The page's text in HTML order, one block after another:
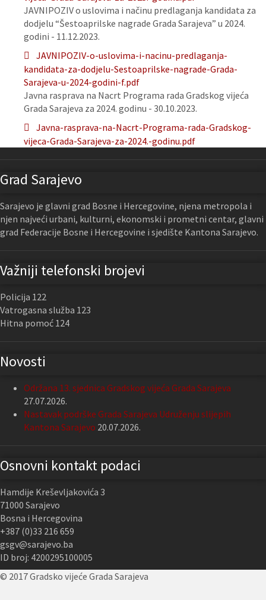
JAVNIPOZIV o uslovima i načinu predlaganja kandidata za
dodjelu “Šestoaprilske nagrade Grada Sarajeva” u 2024.
godini - 11.12.2023.
JAVNIPOZIV-o-uslovima-i-nacinu-predlaganja-
kandidata-za-dodjelu-Sestoaprilske-nagrade-Grada-
Sarajeva-u-2024-godini-f.pdf
Javna rasprava na Nacrt Programa rada Gradskog vijeća
Grada Sarajeva za 2024. godinu - 30.10.2023.
Javna-rasprava-na-Nacrt-Programa-rada-Gradskog-
vijeca-Grada-Sarajeva-za-2024.-godinu.pdf
Grad Sarajevo
Sarajevo je glavni grad Bosne i Hercegovine, njena metropola i
njen najveći urbani, kulturni, ekonomski i prometni centar, glavni
grad Federacije Bosne i Hercegovine i sjedište Kantona Sarajevo.
Važniji telefonski brojevi
Policija 122
Vatrogasna služba 123
Hitna pomoć 124
Novosti
Održana 13. sjednica Gradskog vijeća Grada Sarajeva
27.07.2026.
Nastavak podrške Grada Sarajeva Udruženju slijepih
Kantona Sarajevo 20.07.2026.
Osnovni kontakt podaci
Hamdije Kreševljakovića 3
71000 Sarajevo
Bosna i Hercegovina
+387 (0)33 216 659
gsgv@sarajevo.ba
ID broj: 4200295100005
© 2017 Gradsko vijeće Grada Sarajeva